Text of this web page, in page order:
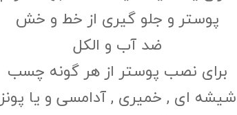
پوستر و جلو گیری از خط و خش
ضد آب و الکل
برای نصب پوستر از هر گونه چسب
شیشه ای , خمیری , آدامسی و یا پونز